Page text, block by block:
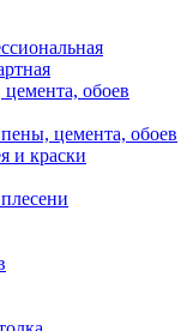
обоев
цемента, обоев
и краски